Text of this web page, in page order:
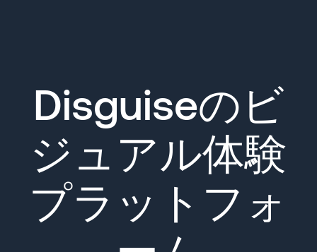
Disguiseのビ
ジュアル体験
プラットフォ